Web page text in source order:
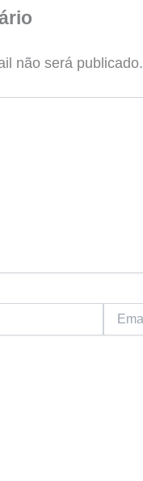
não será publicado.
Email*